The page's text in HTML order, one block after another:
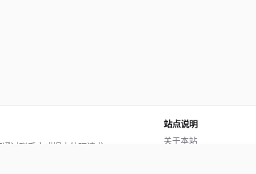
过联系方式提交处理请求。
站点说明
关于本站